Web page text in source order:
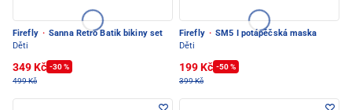
Firefly · Sanna Retro Batik bikiny set
Děti
349 Kč -30 %
499 Kč
Firefly · SM5 I potápěčská maska
Děti
199 Kč -50 %
399 Kč